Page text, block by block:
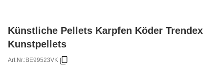
Künstliche Pellets Karpfen Köder Trendex
Kunstpellets
Art.Nr.:BE99523VK